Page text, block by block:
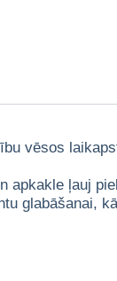
vēsos
ļauj
glabāšanai,